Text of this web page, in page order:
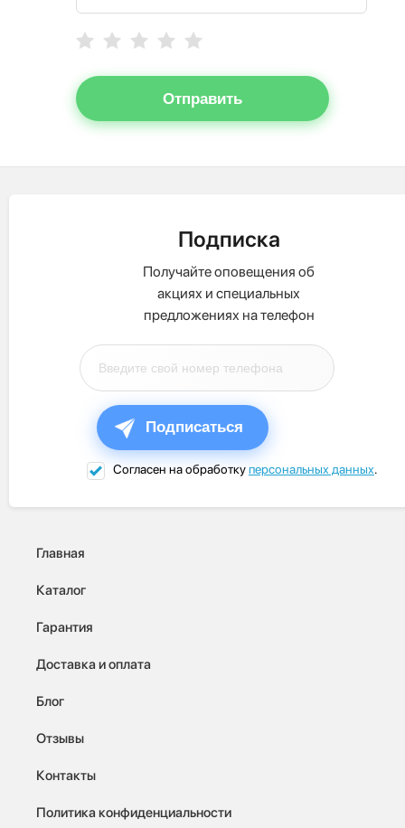
Отправить
Подписка
Получайте оповещения об
акциях и специальных
предложениях на телефон
Подписаться
Согласен на обработкуперсональных данных.
Главная
Каталог
Гарантия
Доставка и оплата
Блог
Отзывы
Контакты
Политика конфиденциальности